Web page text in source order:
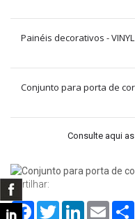
Painéis decorativos - VINYL
Conjunto para porta de
Consulte aqui
Partilhar:
FacebookTwitterLinkedInEmail